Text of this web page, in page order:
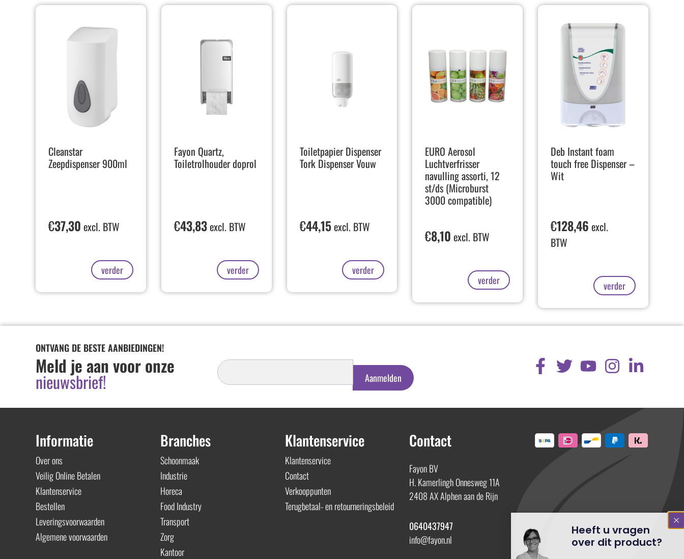
Cleanstar
Zeepdispenser 900ml
€37,30 excl. BTW
verder
Fayon Quartz,
Toiletrolhouder doprol
€43,83excl. BTW
verder
Toiletpapier Dispenser
Tork Dispenser Vouw
€44,15excl. BTW
verder
EURO Aerosol
Luchtverfrisser
navulling assorti, 12
st/ds (Microburst
3000 compatible)
€8,10 excl. BTW
verder
Deb Instant foam
touch free Dispenser –
Wit
€128,46 excl.
BTW
verder
ONTVANG DE BESTE AANBIEDINGEN!
Meld je aan voor onze
nieuwsbrief!
Inschrijven
Nieuwsbrief
Aanmelden
Informatie
Over ons
Veilig Online Betalen
Klantenservice
Bestellen
Leveringsvoorwaarden
Algemene voorwaarden
Branches
Schoonmaak
Industrie
Horeca
Food Industry
Transport
Zorg
Kantoor
Klantenservice
Klantenservice
Contact
Verkooppunten
Terugbetaal- en retourneringsbeleid
Contact
Fayon BV
H. Kamerlingh Onnesweg 11A
2408 AX Alphen aan de Rijn
0640437947
info@fayon.nl
Neem dan contact op